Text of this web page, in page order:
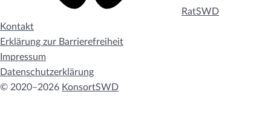
RatSWD
Kontakt
Erklärung zur Barrierefreiheit
Impressum
Datenschutzerklärung
© 2020–2026 KonsortSWD